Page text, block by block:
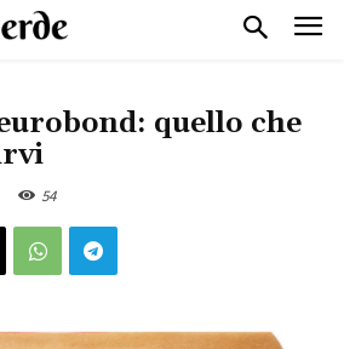
quello che
54